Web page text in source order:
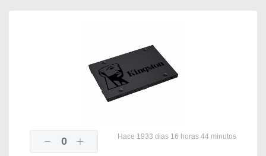
0 Hace 1933 dias 16 horas 44 minutos